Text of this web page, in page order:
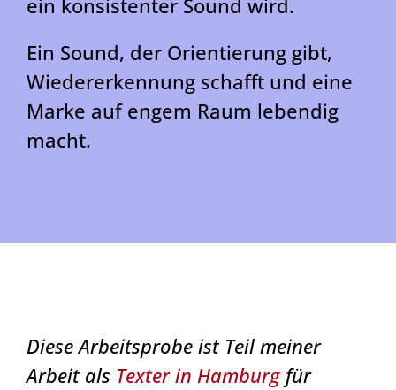
ein konsistenter Sound wird.
Ein Sound, der Orientierung gibt,
Wiedererkennung schafft und eine
Marke auf engem Raum lebendig
macht.
Diese Arbeitsprobe ist Teil meiner
Arbeit als Texter in Hamburgfür